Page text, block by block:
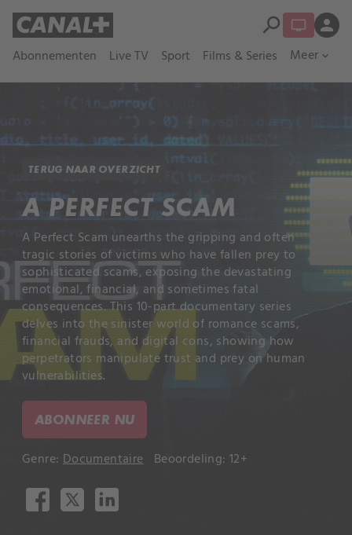
Abonnementen Live TV Sport Films & Series Meer expand_more
search person
TERUG NAAR OVERZICHT
A PERFECT SCAM
A Perfect Scam unearths the gripping and often
tragic stories of victims who have fallen prey to
sophisticated scams, exposing the devastating
emotional, financial, and sometimes fatal
consequences. This 10-part documentary series
delves into the sinister world of romance scams,
financial frauds, and digital cons, showing how
perpetrators manipulate trust and prey on human
vulnerabilities.
ABONNEER NU
Genre: Documentaire Beoordeling: 12+